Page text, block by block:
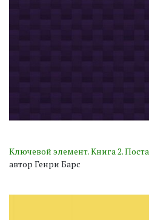
Ключевой элемент. Книга 2.
автор Генри Барс